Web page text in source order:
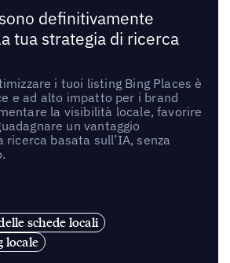
definitivamente
tua strategia di ricerca
i tuoi listing Bing Places è
e ad alto impatto per i brand
la visibilità locale, favorire
un vantaggio
basata sull’IA, senza
schede locali
locale